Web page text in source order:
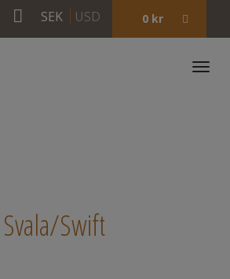
0 kr
SEK USD
Svala/Swift